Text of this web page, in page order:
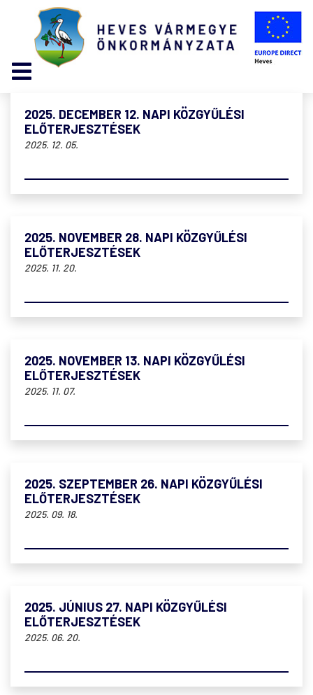
2025. DECEMBER 12. NAPI KÖZGYŰLÉSI
ELŐTERJESZTÉSEK
2025. 12. 05.
2025. NOVEMBER 28. NAPI KÖZGYŰLÉSI
ELŐTERJESZTÉSEK
2025. 11. 20.
2025. NOVEMBER 13. NAPI KÖZGYŰLÉSI
ELŐTERJESZTÉSEK
2025. 11. 07.
2025. SZEPTEMBER 26. NAPI KÖZGYŰLÉSI
ELŐTERJESZTÉSEK
2025. 09. 18.
2025. JÚNIUS 27. NAPI KÖZGYŰLÉSI
ELŐTERJESZTÉSEK
2025. 06. 20.